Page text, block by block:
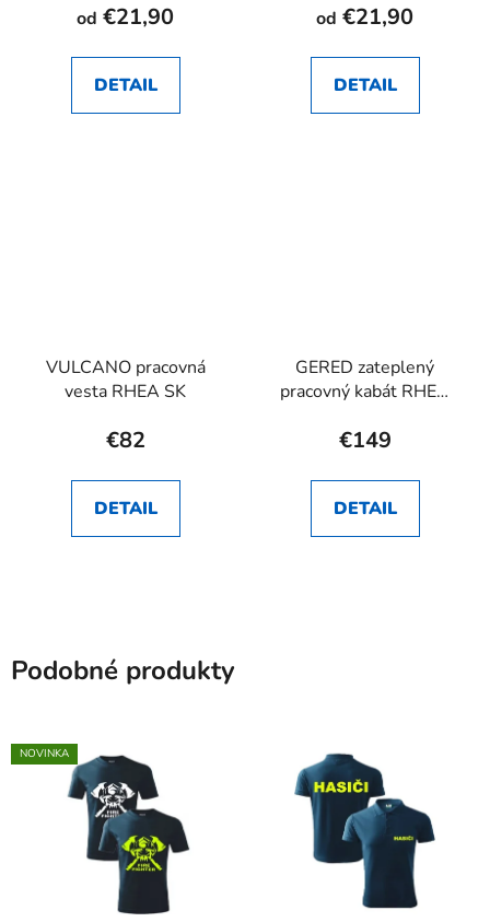
od €21,90
DETAIL
od €21,90
DETAIL
VULCANO pracovná
vesta RHEA SK
€82
DETAIL
GERED zateplený
pracovný kabát RHEA
€149
DETAIL
Podobné produkty
NOVINKA